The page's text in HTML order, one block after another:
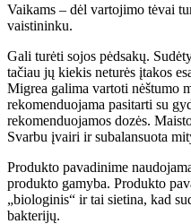
Vaikams – dėl vartojimo tėvai
vaistininku.
Gali turėti sojos pėdsakų.
tačiau jų kiekis neturės įtakos
Migrea galima vartoti nėštumo
rekomenduojama pasitarti su
rekomenduojamos dozės.
Svarbu įvairi ir subalansuota
Produkto pavadinime
produkto gamyba. Produkto
„biologinis“ ir tai sietina, kad
bakterijų.